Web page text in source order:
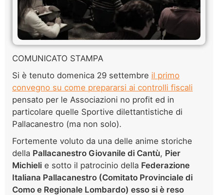
COMUNICATO STAMPA
Si è tenuto domenica 29 settembre il primo
convegno su come prepararsi ai controlli fiscali
pensato per le Associazioni no profit ed in
particolare quelle Sportive dilettantistiche di
Pallacanestro (ma non solo).
Fortemente voluto da una delle anime storiche
della Pallacanestro Giovanile di Cantù, Pier
Michieli e sotto il patrocinio della Federazione
Italiana Pallacanestro (Comitato Provinciale di
Como e Regionale Lombardo) esso si è reso